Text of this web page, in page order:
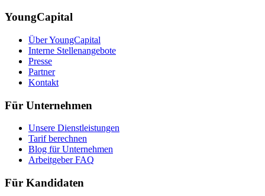
YoungCapital
Über YoungCapital
Interne Stellenangebote
Presse
Partner
Kontakt
Für Unternehmen
Unsere Dienstleistungen
Tarif berechnen
Blog für Unternehmen
Arbeitgeber FAQ
Für Kandidaten